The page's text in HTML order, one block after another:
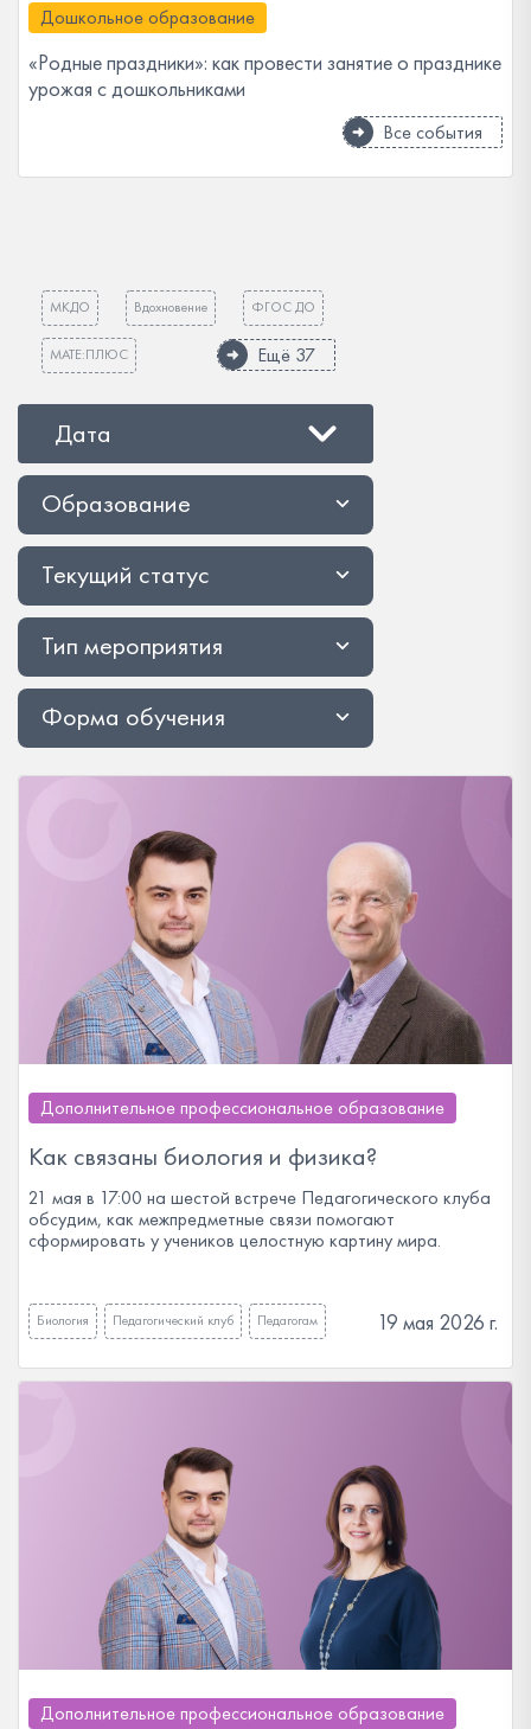
Дошкольное образование
«Родные праздники»: как провести занятие о празднике
урожая с дошкольниками
Все события
МКДО Вдохновение ФГОС ДО
МАТЕ:ПЛЮС Ещё 37
Дата
Образование
Текущий статус
Тип мероприятия
Форма обучения
Дополнительное профессиональное образование
Как связаны биология и физика?
21 мая в 17:00 на шестой встрече Педагогического клуба
обсудим, как межпредметные связи помогают
сформировать у учеников целостную картину мира.
Биология Педагогический клуб Педагогам 19 мая 2026 г.
Дополнительное профессиональное образование